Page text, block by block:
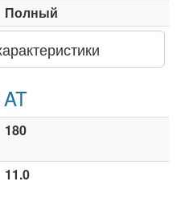
Полный
180
11.0